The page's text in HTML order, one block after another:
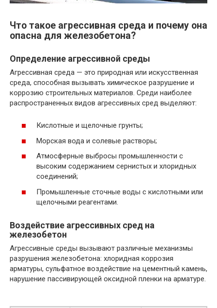
Что такое агрессивная среда и почему она
опасна для железобетона?
Определение агрессивной среды
Агрессивная среда — это природная или искусственная
среда, способная вызывать химическое разрушение и
коррозию строительных материалов. Среди наиболее
распространенных видов агрессивных сред выделяют:
Кислотные и щелочные грунты;
Морская вода и солевые растворы;
Атмосферные выбросы промышленности с
высоким содержанием сернистых и хлоридных
соединений;
Промышленные сточные воды с кислотными или
щелочными реагентами.
Воздействие агрессивных сред на
железобетон
Агрессивные среды вызывают различные механизмы
разрушения железобетона: хлоридная коррозия
арматуры, сульфатное воздействие на цементный камень,
нарушение пассивирующей оксидной пленки на арматуре.